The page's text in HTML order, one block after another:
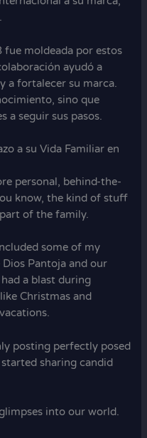
fue moldeada por estos
ayudó a
a fortalecer su marca.
sino que
a seguir sus pasos.
a su Vida Familiar en
personal, behind-the-
know, the kind of stuff
of the family.
some of my
Pantoja and our
a blast during
Christmas and
posting perfectly posed
sharing candid
into our world.